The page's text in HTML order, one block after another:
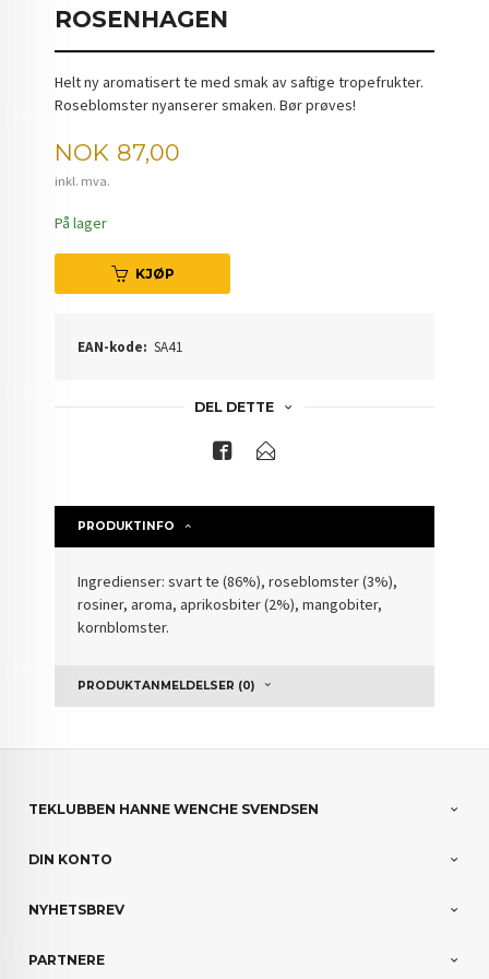
ROSENHAGEN
Helt ny aromatisert te med smak av saftige tropefrukter.
Roseblomster nyanserer smaken. Bør prøves!
Pris
NOK 87,00
inkl. mva.
På lager
KJØP
EAN-kode: SA41
DEL DETTE
PRODUKTINFO
Ingredienser: svart te (86%), roseblomster (3%),
rosiner, aroma, aprikosbiter (2%), mangobiter,
kornblomster.
PRODUKTANMELDELSER (0)
TEKLUBBEN HANNE WENCHE SVENDSEN
DIN KONTO
NYHETSBREV
PARTNERE